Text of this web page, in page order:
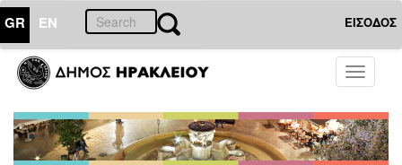
GR EN ΕΙΣΟΔΟΣ
Toggle
ΔΗΜΟΣ
Δελτία
Τύπου
Αρχείο